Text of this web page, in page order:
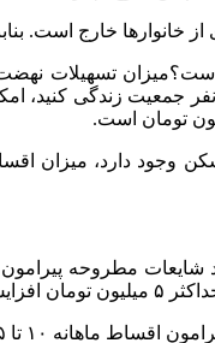
خانوارها خارج است.
یابد.